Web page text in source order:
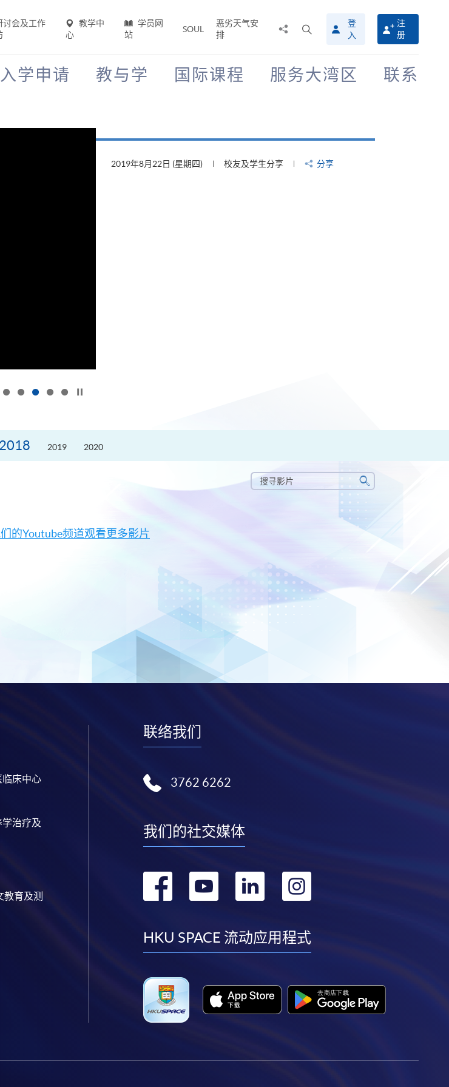
讨会及工作
教学中
心
学员网
站
SOUL
恶劣天气安
排
搜
寻
介
登
入
注
册
入学申请 教与学 国际课程 服务大湾区 联系
2019年8月22日 (星期四) 校友及学生分享 分享
2018 2019 2020
搜
寻
搜
寻
的Youtube频道观看更多影片
床中心
治疗及
教育及测
联络我们
3762 6262
我们的社交媒体
转
facebook
转
youtube
转
linkedin
转
instagram
HKU SPACE 流动应用程式